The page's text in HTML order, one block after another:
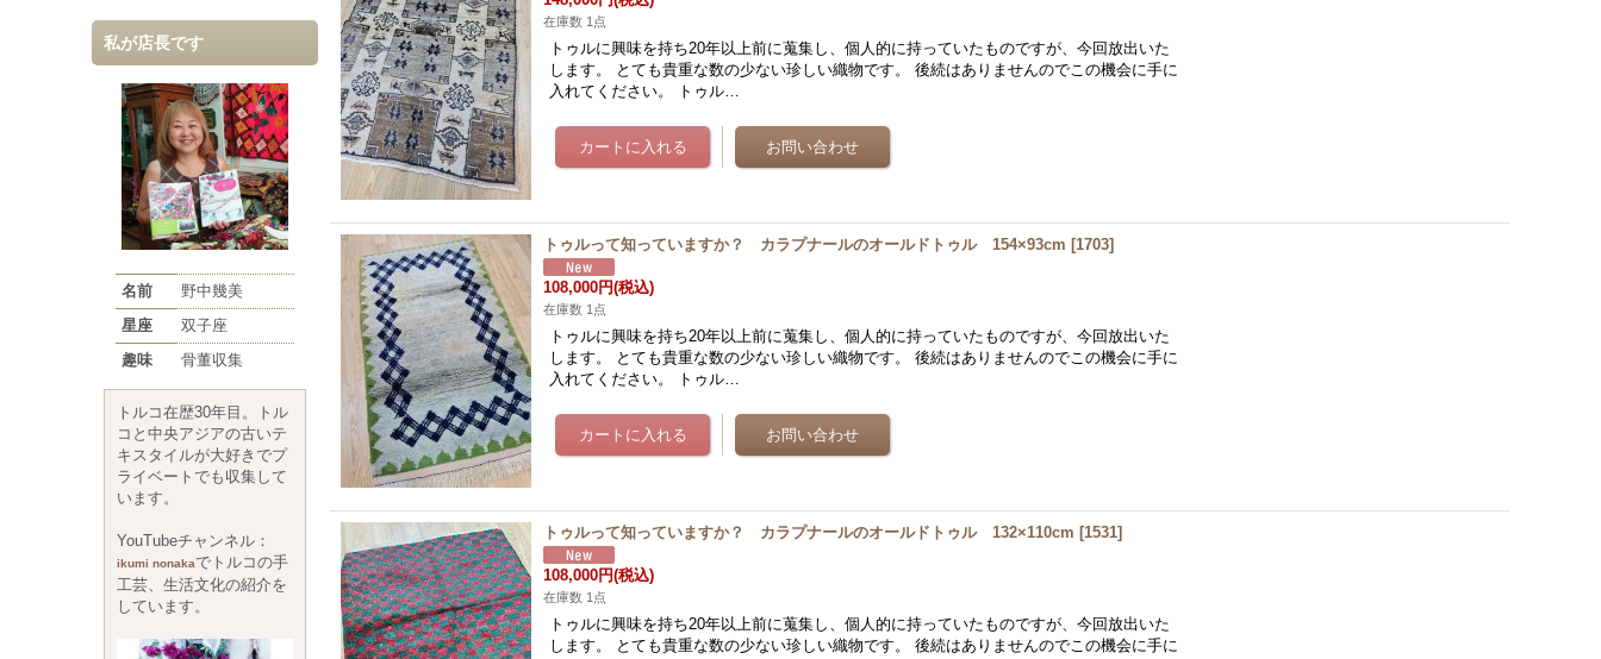
私が店長です
名前
野中幾美
星座
双子座
趣味
骨董収集
トルコ在歴30年目。トル
コと中央アジアの古いテ
キスタイルが大好きでプ
ライベートでも収集して
います。
YouTubeチャンネル：
ikumi nonakaでトルコの手
工芸、生活文化の紹介を
しています。
在庫数 1点
トゥルに興味を持ち20年以上前に蒐集し、個人的に持っていたものですが、今回放出いた
します。 とても貴重な数の少ない珍しい織物です。 後続はありませんのでこの機会に手に
入れてください。 トゥル…
トゥルって知っていますか？ カラプナールのオールドトゥル 154×93cm [1703]
108,000円(税込)
在庫数 1点
トゥルに興味を持ち20年以上前に蒐集し、個人的に持っていたものですが、今回放出いた
します。 とても貴重な数の少ない珍しい織物です。 後続はありませんのでこの機会に手に
入れてください。 トゥル…
トゥルって知っていますか？ カラプナールのオールドトゥル 132×110cm [1531]
108,000円(税込)
在庫数 1点
トゥルに興味を持ち20年以上前に蒐集し、個人的に持っていたものですが、今回放出いた
します。 とても貴重な数の少ない珍しい織物です。 後続はありませんのでこの機会に手に